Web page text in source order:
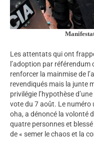
Les attentats qui ont
l’adoption par référendum
renforcer la mainmise de
revendiqués mais la junte
privilégie l’hypothèse
vote du 7 août. Le numéro
oha, a dénoncé la volonté
quatre personnes et
de « semer le chaos et la